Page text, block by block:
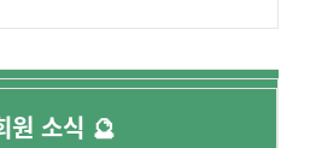
원 소식 🔮